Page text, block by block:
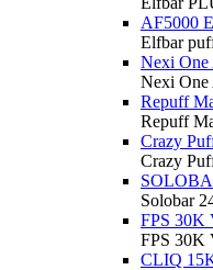
AF5000
Elfbar
Nexi One
Nexi One
Repuff
Repuff
Crazy
Crazy
Solobar
FPS 30K
FPS 30K
CLIQ